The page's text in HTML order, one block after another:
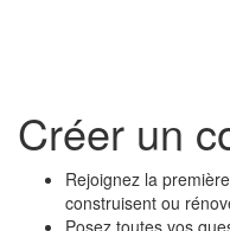
Créer un
Rejoignez la
construisent ou
Posez toutes vos